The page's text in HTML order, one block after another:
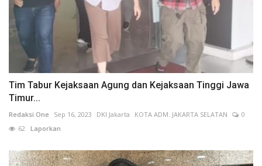
Tim Tabur Kejaksaan Agung dan Kejaksaan Tinggi Jawa
Timur...
Redaksi One Sep 16, 2023 DKI Jakarta KOTA ADM. JAKARTA SELATAN
0
62 Laporkan